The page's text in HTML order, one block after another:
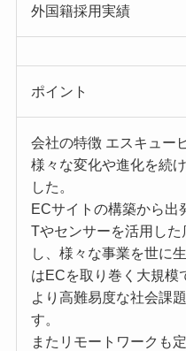
外国籍採用実績
ポイント
会社の特徴 エスキュー
様々な変化や進化を続
した。
ECサイトの構築から出
Tやセンサーを活用し
し、様々な事業を世に
はECを取り巻く大規模
より高難易度な社会課
す。
またリモートワークも